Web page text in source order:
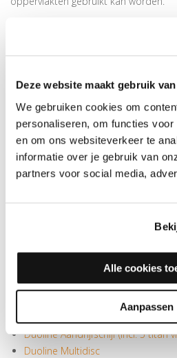
Deze website maakt gebruik
We gebruiken cookies om
personaliseren, om functies
en om ons websiteverkeer te
informatie over je gebruik van
partners voor social media,
Alle cookies
Aanpassen
Past op deNumatic Boenmachine
VERKRIJGBARE ACCESSOIRES
EENSCHIJFSMACHINE HFM 1515
Onderstaande accessoires worden
maar kun je los bestellen:
Numatic Stofring (type borstel +
Duoline Verzwaringsgewicht 15kg
Duoline Satellietschijf
Duoline Aandrijfschijf (incl. 3
Duoline Aandrijfschijf (incl. 4
Duoline Carborundum Aandrijfschijf
Duoline Aandrijfschijf (incl. 5 titan
Duoline Multidisc